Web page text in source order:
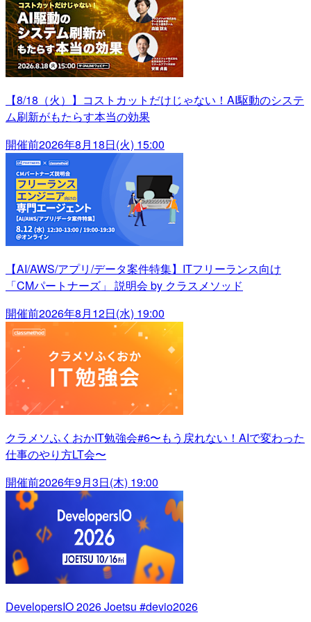
【8/18（火）】コストカットだけじゃない！AI駆動のシステ
ム刷新がもたらす本当の効果
開催前2026年8月18日(火) 15:00
【AI/AWS/アプリ/データ案件特集】ITフリーランス向け
「CMパートナーズ」 説明会 by クラスメソッド
開催前2026年8月12日(水) 19:00
クラメソふくおかIT勉強会#6〜もう戻れない！AIで変わった
仕事のやり方LT会〜
開催前2026年9月3日(木) 19:00
DevelopersIO 2026 Joetsu #devio2026